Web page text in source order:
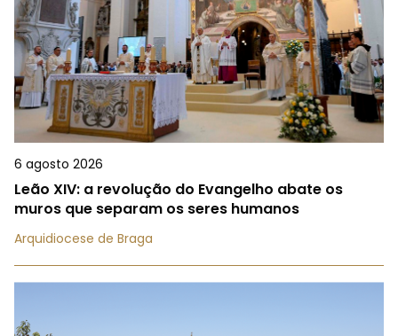
6 agosto 2026
Leão XIV: a revolução do Evangelho abate os
muros que separam os seres humanos
Arquidiocese de Braga